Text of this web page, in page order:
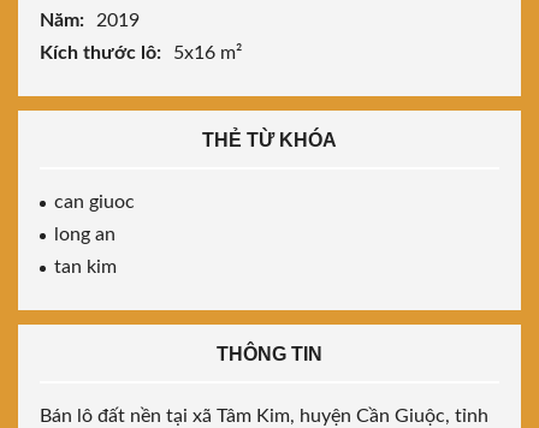
Năm:
2019
Kích thước lô:
5x16 m²
THẺ TỪ KHÓA
can giuoc
long an
tan kim
THÔNG TIN
Bán lô đất nền tại xã Tâm Kim, huyện Cần Giuộc, tỉnh